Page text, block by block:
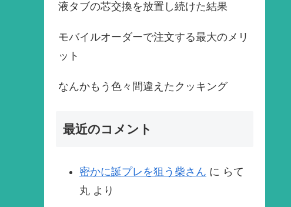
液タブの芯交換を放置し続けた結果
モバイルオーダーで注文する最大のメリ
ット
なんかもう色々間違えたクッキング
最近のコメント
密かに誕プレを狙う柴さん に らて
丸 より